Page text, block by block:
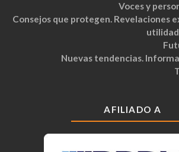
Voces y
Consejos que protegen. Revelaciones
Nuevas tendencias.
AFILIADO A